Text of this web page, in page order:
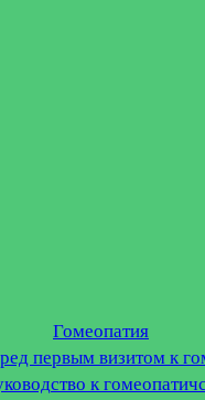
Гомеопатия
первым визитом к
к